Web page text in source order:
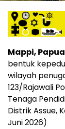
Mappi,
bentuk
wilayah
123/Rajawali
Tenaga
Distrik Assue,
Juni 2026)